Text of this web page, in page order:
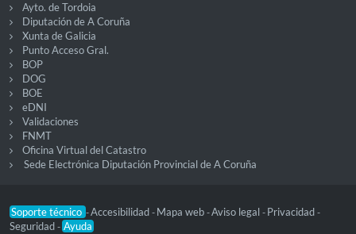
Ayto. de Tordoia
Diputación de A Coruña
Xunta de Galicia
Punto Acceso Gral.
BOP
DOG
BOE
eDNI
Validaciones
FNMT
Oficina Virtual del Catastro
Sede Electrónica Diputación Provincial de A Coruña
Soporte técnico -Accesibilidad - Mapa web -Aviso legal - Privacidad -
Seguridad - Ayuda